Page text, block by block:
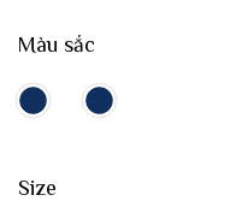
Màu sắc
Size